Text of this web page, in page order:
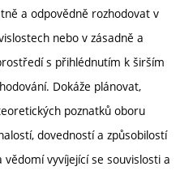
a odpovědně rozhodovat v
nebo v zásadně a
s přihlédnutím k širším
Dokáže plánovat,
poznatků oboru
dovedností a způsobilostí
vyvíjející se souvislosti a